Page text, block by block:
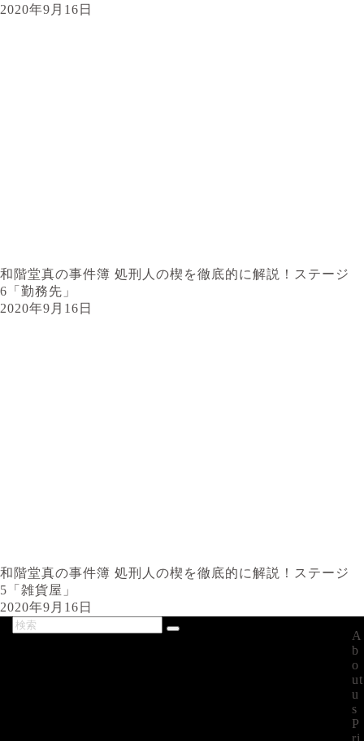
2020年9月16日
和階堂真の事件簿 処刑人の楔を徹底的に解説！ステージ
6「勤務先」
2020年9月16日
和階堂真の事件簿 処刑人の楔を徹底的に解説！ステージ
5「雑貨屋」
2020年9月16日
A
b
o
ut
u
s
P
ri